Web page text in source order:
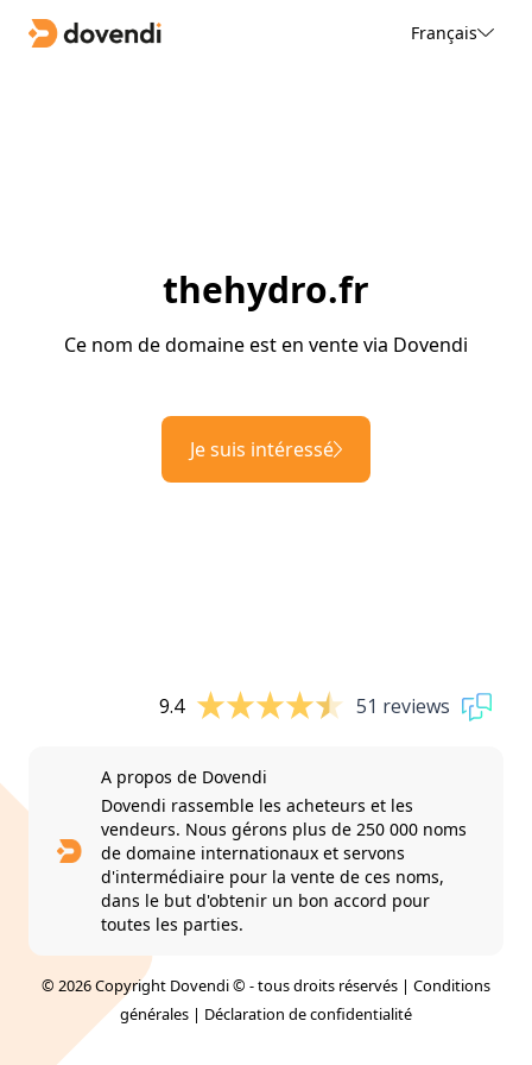
Français
thehydro.fr
Ce nom de domaine est en vente via Dovendi
Je suis intéressé
9.4 51 reviews
A propos de Dovendi
Dovendi rassemble les acheteurs et les
vendeurs. Nous gérons plus de 250 000 noms
de domaine internationaux et servons
d'intermédiaire pour la vente de ces noms,
dans le but d'obtenir un bon accord pour
toutes les parties.
© 2026 Copyright Dovendi © - tous droits réservés | Conditions
générales | Déclaration de confidentialité